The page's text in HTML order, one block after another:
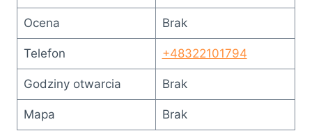
Ocena Brak
Telefon +48322101794
Godziny otwarcia Brak
Mapa Brak